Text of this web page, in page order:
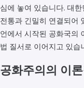
심에 놓여 있습니다. 대
전통과 긴밀히 연결되어
언에서 시작된 공화국의
법 질서로 이어지고 있습
공화주의의 이